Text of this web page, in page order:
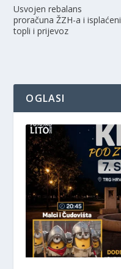
Usvojen rebalans
proračuna ŽZH-a i isplaćeni
topli i prijevoz
OGLASI